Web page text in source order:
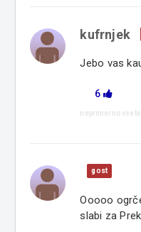
kufrnjek
Jebo vas
6
neprimerno
gost
Ooooo
slabi za